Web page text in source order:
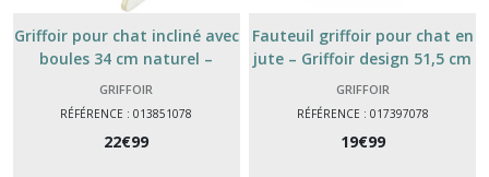
Griffoir pour chat incliné avec
boules 34 cm naturel –
grattoir carton interactif
GRIFFOIR
RÉFÉRENCE : 013851078
22€99
Fauteuil griffoir pour chat en
jute – Griffoir design 51,5 cm
GRIFFOIR
RÉFÉRENCE : 017397078
19€99